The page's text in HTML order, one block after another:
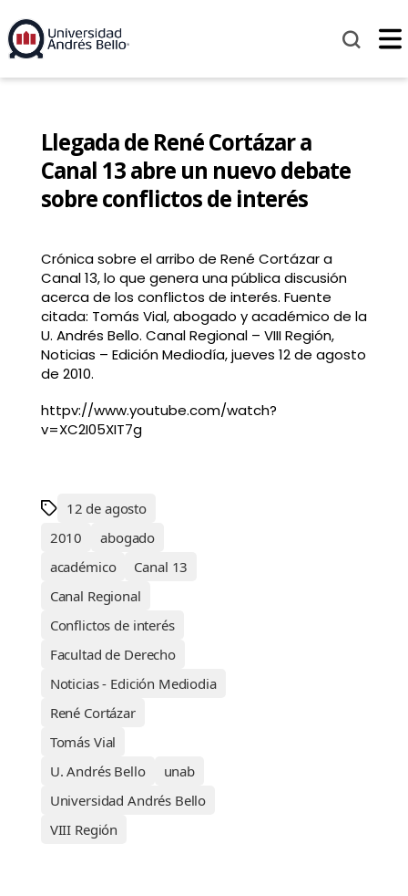
Llegada de René Cortázar a
Canal 13 abre un nuevo debate
sobre conflictos de interés
Crónica sobre el arribo de René Cortázar a
Canal 13, lo que genera una pública discusión
acerca de los conflictos de interés. Fuente
citada: Tomás Vial, abogado y académico de la
U. Andrés Bello. Canal Regional – VIII Región,
Noticias – Edición Mediodía, jueves 12 de agosto
de 2010.
httpv://www.youtube.com/watch?
v=XC2I05XIT7g
12 de agosto
2010
abogado
académico
Canal 13
Canal Regional
Conflictos de interés
Facultad de Derecho
Noticias - Edición Mediodia
René Cortázar
Tomás Vial
U. Andrés Bello
unab
Universidad Andrés Bello
VIII Región